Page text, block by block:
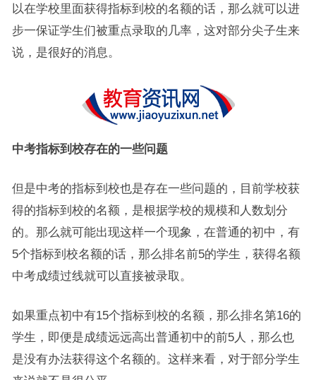
以在学校里面获得指标到校的名额的话，那么就可以进
步一保证学生们被重点录取的几率，这对部分尖子生来
说，是很好的消息。
中考指标到校存在的一些问题
但是中考的指标到校也是存在一些问题的，目前学校获
得的指标到校的名额，是根据学校的规模和人数划分
的。那么就可能出现这样一个现象，在普通的初中，有
5个指标到校名额的话，那么排名前5的学生，获得名额
中考成绩过线就可以直接被录取。
如果重点初中有15个指标到校的名额，那么排名第16的
学生，即便是成绩远远高出普通初中的前5人，那么也
是没有办法获得这个名额的。这样来看，对于部分学生